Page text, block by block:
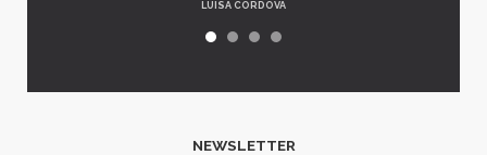
LUISA CORDOVA
NEWSLETTER